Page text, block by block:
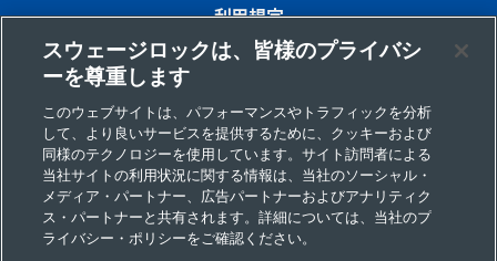
利用規定
プライバシー
インプリント
サイトマップ
Cookie 優先設定
個人情報の取り扱いについて
スウェージロックは、皆様のプライバシ
ーを尊重します
このウェブサイトは、パフォーマンスやトラフィックを分析
して、より良いサービスを提供するために、クッキーおよび
同様のテクノロジーを使用しています。サイト訪問者による
当社サイトの利用状況に関する情報は、当社のソーシャル・
メディア・パートナー、広告パートナーおよびアナリティク
ス・パートナーと共有されます。詳細については、当社のプ
ライバシー・ポリシーをご確認ください。